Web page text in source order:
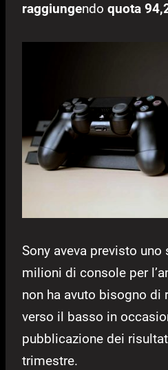
raggiungendo quota
Sony aveva previsto
milioni di console per
non ha avuto bisogno di
verso il basso in
pubblicazione dei
trimestre.